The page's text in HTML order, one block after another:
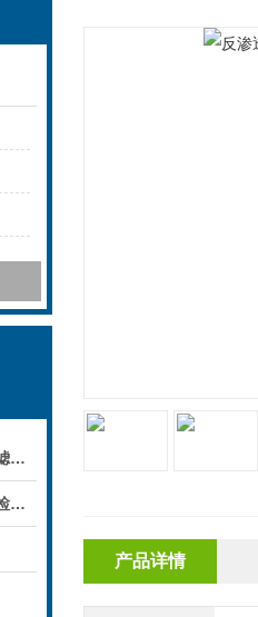
产品详情
如何维护和清洁山泉水处理超滤系统
湖南客户定制的纯化水设备质检后准备发货！